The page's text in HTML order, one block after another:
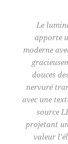
Le
apporte
moderne
douces
nervuré
avec une
source
projetant
valeur